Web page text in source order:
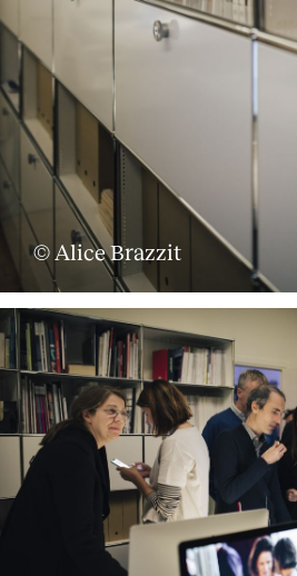
Servicios
© Alice Brazzit